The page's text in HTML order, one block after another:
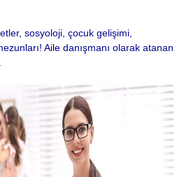
sosyoloji, çocuk gelişimi,
Aile danışmanı olarak atanan